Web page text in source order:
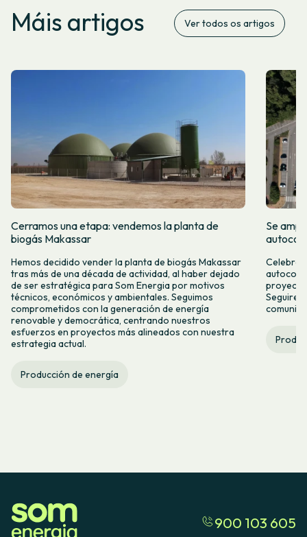
Máis artigos Ver todos os artigos
Cerramos una etapa: vendemos la planta de
biogás Makassar
Hemos decidido vender la planta de biogás Makassar
tras más de una década de actividad, al haber dejado
de ser estratégica para Som Energia por motivos
técnicos, económicos y ambientales. Seguimos
comprometidos con la generación de energía
renovable y democrática, centrando nuestros
esfuerzos en proyectos más alineados con nuestra
estrategia actual.
Producción de energía
Se
900 103 605